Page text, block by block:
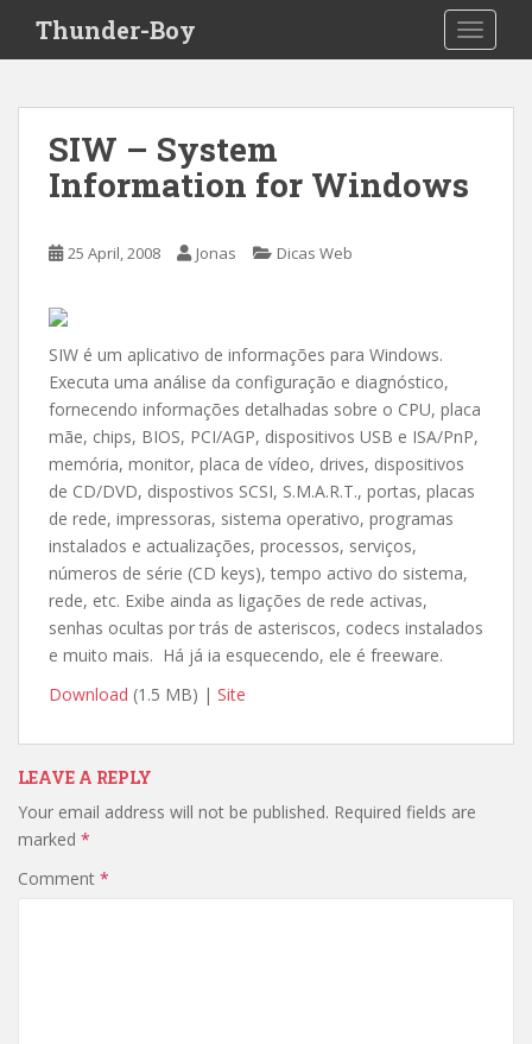
i
Thunder-Boy
SIW – System
Information for Windows
25 April, 2008 Jonas Dicas Web
SIW é um aplicativo de informações para Windows.
Executa uma análise da configuração e diagnóstico,
fornecendo informações detalhadas sobre o CPU, placa
mãe, chips, BIOS, PCI/AGP, dispositivos USB e ISA/PnP,
memória, monitor, placa de vídeo, drives, dispositivos
de CD/DVD, dispostivos SCSI, S.M.A.R.T., portas, placas
de rede, impressoras, sistema operativo, programas
instalados e actualizações, processos, serviços,
números de série (CD keys), tempo activo do sistema,
rede, etc. Exibe ainda as ligações de rede activas,
senhas ocultas por trás de asteriscos, codecs instalados
e muito mais. Há já ia esquecendo, ele é freeware.
Download (1.5 MB) | Site
LEAVE A REPLY
Your email address will not be published. Required fields are
marked *
Comment *